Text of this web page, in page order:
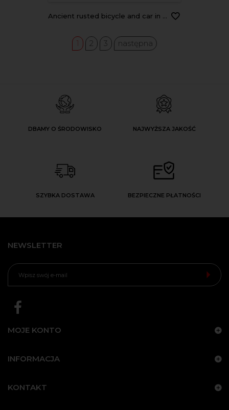
Ancient rusted bicycle and car in an old shed - black and white
1 2 3 następna
DBAMY O ŚRODOWISKO NAJWYŻSZA JAKOŚĆ
SZYBKA DOSTAWA BEZPIECZNE PŁATNOŚCI
NEWSLETTER
MOJE KONTO
INFORMACJA
KONTAKT